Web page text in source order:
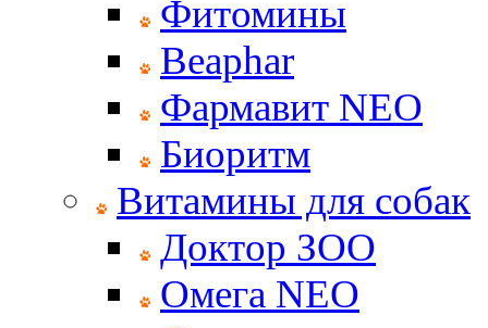
Фитомины
Beaphar
Фармавит NEO
Биоритм
Витамины для собак
Доктор ЗОО
Омега NEO